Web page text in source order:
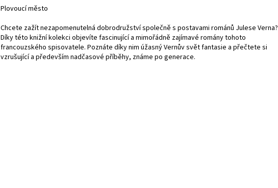
Plovoucí město
Chcete zažít nezapomenutelná dobrodružství společně s postavami románů Julese Verna?
Díky této knižní kolekci objevíte fascinující a mimořádně zajímavé romány tohoto
francouzského spisovatele. Poznáte díky nim úžasný Vernův svět fantasie a přečtete si
vzrušující a především nadčasové příběhy, známe po generace.